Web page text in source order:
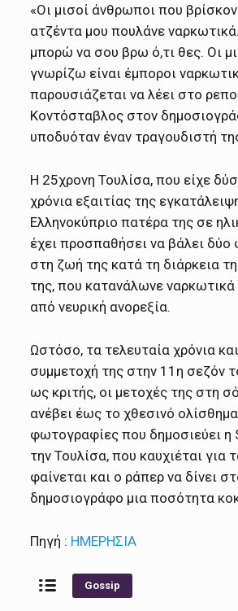
«Οι μισοί άνθρωποι που
ατζέντα μου πουλάνε
μπορώ να σου βρω ό,τι θες. Οι
γνωρίζω είναι έμποροι
παρουσιάζεται να λέει στο
Κοντόσταβλος στον
υποδυόταν έναν τραγουδιστή
Η 25χρονη Τουλίσα, που είχε
χρόνια εξαιτίας της
Ελληνοκύπριο πατέρα της σε
έχει προσπαθήσει να βάλει δύο
στη ζωή της κατά τη διάρκεια
της, που κατανάλωνε
από νευρική ανορεξία.
Ωστόσο, τα τελευταία χρόνια
συμμετοχή της στην 11η σεζόν
ως κριτής, οι μετοχές της στη
ανέβει έως το χθεσινό
φωτογραφίες που δημοσιεύει η
την Τουλίσα, που καυχιέται για
φαίνεται και ο ράπερ να δίνει
δημοσιογράφο μια ποσότητα
Πηγή : ΗΜΕΡΗΣΙΑ
Gossip